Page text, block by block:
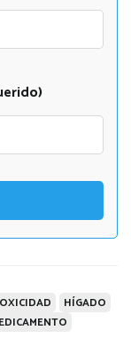
HÍGADO